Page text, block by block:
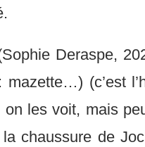
Deraspe,
mazette…) (c’est
les voit, mais
chaussure de